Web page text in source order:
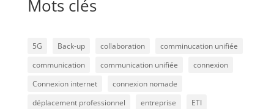
Mots clés
5G Back-up collaboration
comminucation unifiée
communication
communication unifiée
connexion
Connexion internet
connexion nomade
déplacement professionnel
entreprise
ETI